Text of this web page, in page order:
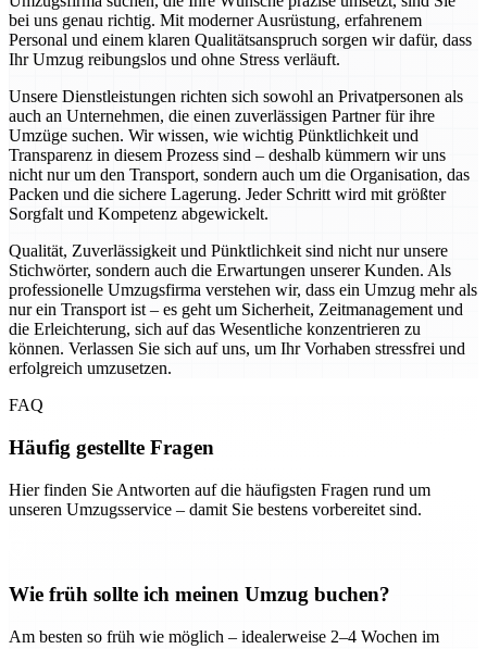
bei uns genau richtig. Mit moderner Ausrüstung, erfahrenem
Personal und einem klaren Qualitätsanspruch sorgen wir dafür, dass
Ihr Umzug reibungslos und ohne Stress verläuft.
Unsere Dienstleistungen richten sich sowohl an Privatpersonen als
auch an Unternehmen, die einen zuverlässigen Partner für ihre
Umzüge suchen. Wir wissen, wie wichtig Pünktlichkeit und
Transparenz in diesem Prozess sind – deshalb kümmern wir uns
nicht nur um den Transport, sondern auch um die Organisation, das
Packen und die sichere Lagerung. Jeder Schritt wird mit größter
Sorgfalt und Kompetenz abgewickelt.
Qualität, Zuverlässigkeit und Pünktlichkeit sind nicht nur unsere
Stichwörter, sondern auch die Erwartungen unserer Kunden. Als
professionelle Umzugsfirma verstehen wir, dass ein Umzug mehr als
nur ein Transport ist – es geht um Sicherheit, Zeitmanagement und
die Erleichterung, sich auf das Wesentliche konzentrieren zu
können. Verlassen Sie sich auf uns, um Ihr Vorhaben stressfrei und
erfolgreich umzusetzen.
FAQ
Häufig gestellte Fragen
Hier finden Sie Antworten auf die häufigsten Fragen rund um
unseren Umzugsservice – damit Sie bestens vorbereitet sind.
Wie früh sollte ich meinen Umzug buchen?
Am besten so früh wie möglich – idealerweise 2–4 Wochen im